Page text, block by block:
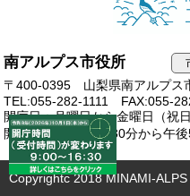
南アルプス市役所
〒400-0395 山梨県南アルプス
TEL:055-282-1111
FAX:055-
開庁日：月曜日から金曜日（祝
開庁時間：午前8時30分から午
Copyrightc 2018 MINAMI-ALPS